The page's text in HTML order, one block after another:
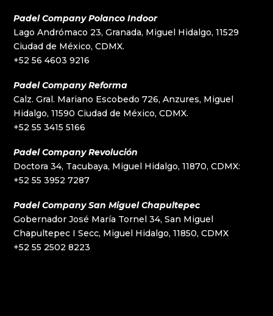
Padel Company Polanco Indoor
Lago Andrómaco 23, Granada, Miguel Hidalgo, 11529
Ciudad de México, CDMX.
+52 56 4603 9216
Padel Company Reforma
Calz. Gral. Mariano Escobedo 726, Anzures, Miguel
Hidalgo, 11590 Ciudad de México, CDMX.
+52 55 3415 5166
Padel Company Revolución
Doctora 34, Tacubaya, Miguel Hidalgo, 11870, CDMX:
+52 55 3952 7287
Padel Company San Miguel Chapultepec
Gobernador José María Tornel 34, San Miguel
Chapultepec I Secc, Miguel Hidalgo, 11850, CDMX
+52 55 2502 8223